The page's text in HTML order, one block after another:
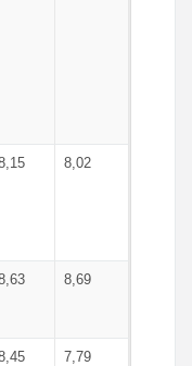
8,02
8,69
7,79